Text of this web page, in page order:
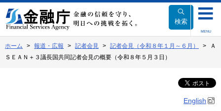
文
へ
動
検索
MENU
ホーム 報道・広報 記者会見 記者会見（令和８年１月～６月）
Ａ
ＳＥＡＮ＋３議長国共同記者会見の概要（令和８年５月３日）
English